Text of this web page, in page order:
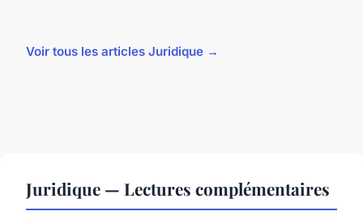
Voir tous les articles Juridique →
Juridique — Lectures complémentaires